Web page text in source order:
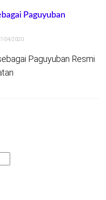
Paguyuban
04/2020
Paguyuban Resmi